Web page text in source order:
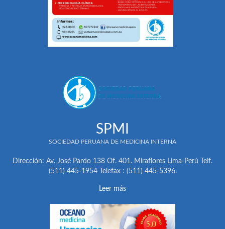
SPMI
SOCIEDAD PERUANA DE MEDICINA INTERNA
Dirección: Av. José Pardo 138 Of. 401. Miraflores Lima-Perú Telf.
(511) 445-1954 Telefax : (511) 445-5396.
Leer más